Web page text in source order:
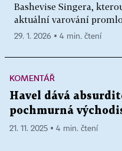
Bashevise Singera,
aktuální varování
29. 1. 2026 ▪ 4 min. čtení
KOMENTÁŘ
Havel dává
pochmurná
21. 11. 2025 ▪ 4 min. čtení